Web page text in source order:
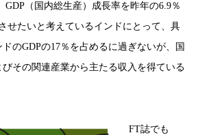
GDP（国内総生産）成長率を昨年の6.9％
せたいと考えているインドにとって、具
のGDPの17％を占めるに過ぎないが、国
びその関連産業から主たる収入を得ている
FT誌でも